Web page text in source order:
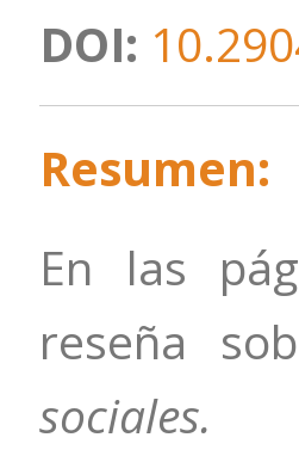
DOI:
Resumen:
En las
reseña
sociales.